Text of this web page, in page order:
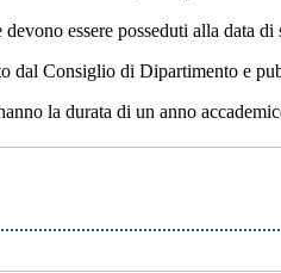
essere posseduti alla data
dal Consiglio di Dipartimento e
la durata di un anno